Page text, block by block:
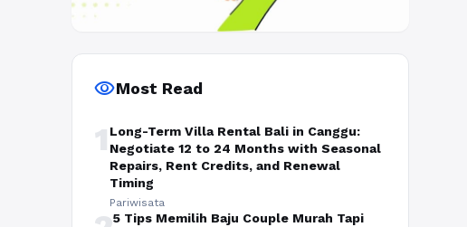
visibilityMost Read
1 Long-Term Villa Rental Bali in Canggu:
Negotiate 12 to 24 Months with Seasonal
Repairs, Rent Credits, and Renewal
Timing
Pariwisata
5 Tips Memilih Baju Couple Murah Tapi